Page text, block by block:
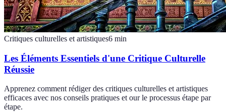
Critiques culturelles et artistiques6 min
Les Éléments Essentiels d'une Critique Culturelle
Réussie
Apprenez comment rédiger des critiques culturelles et artistiques
efficaces avec nos conseils pratiques et our le processus étape par
étape.